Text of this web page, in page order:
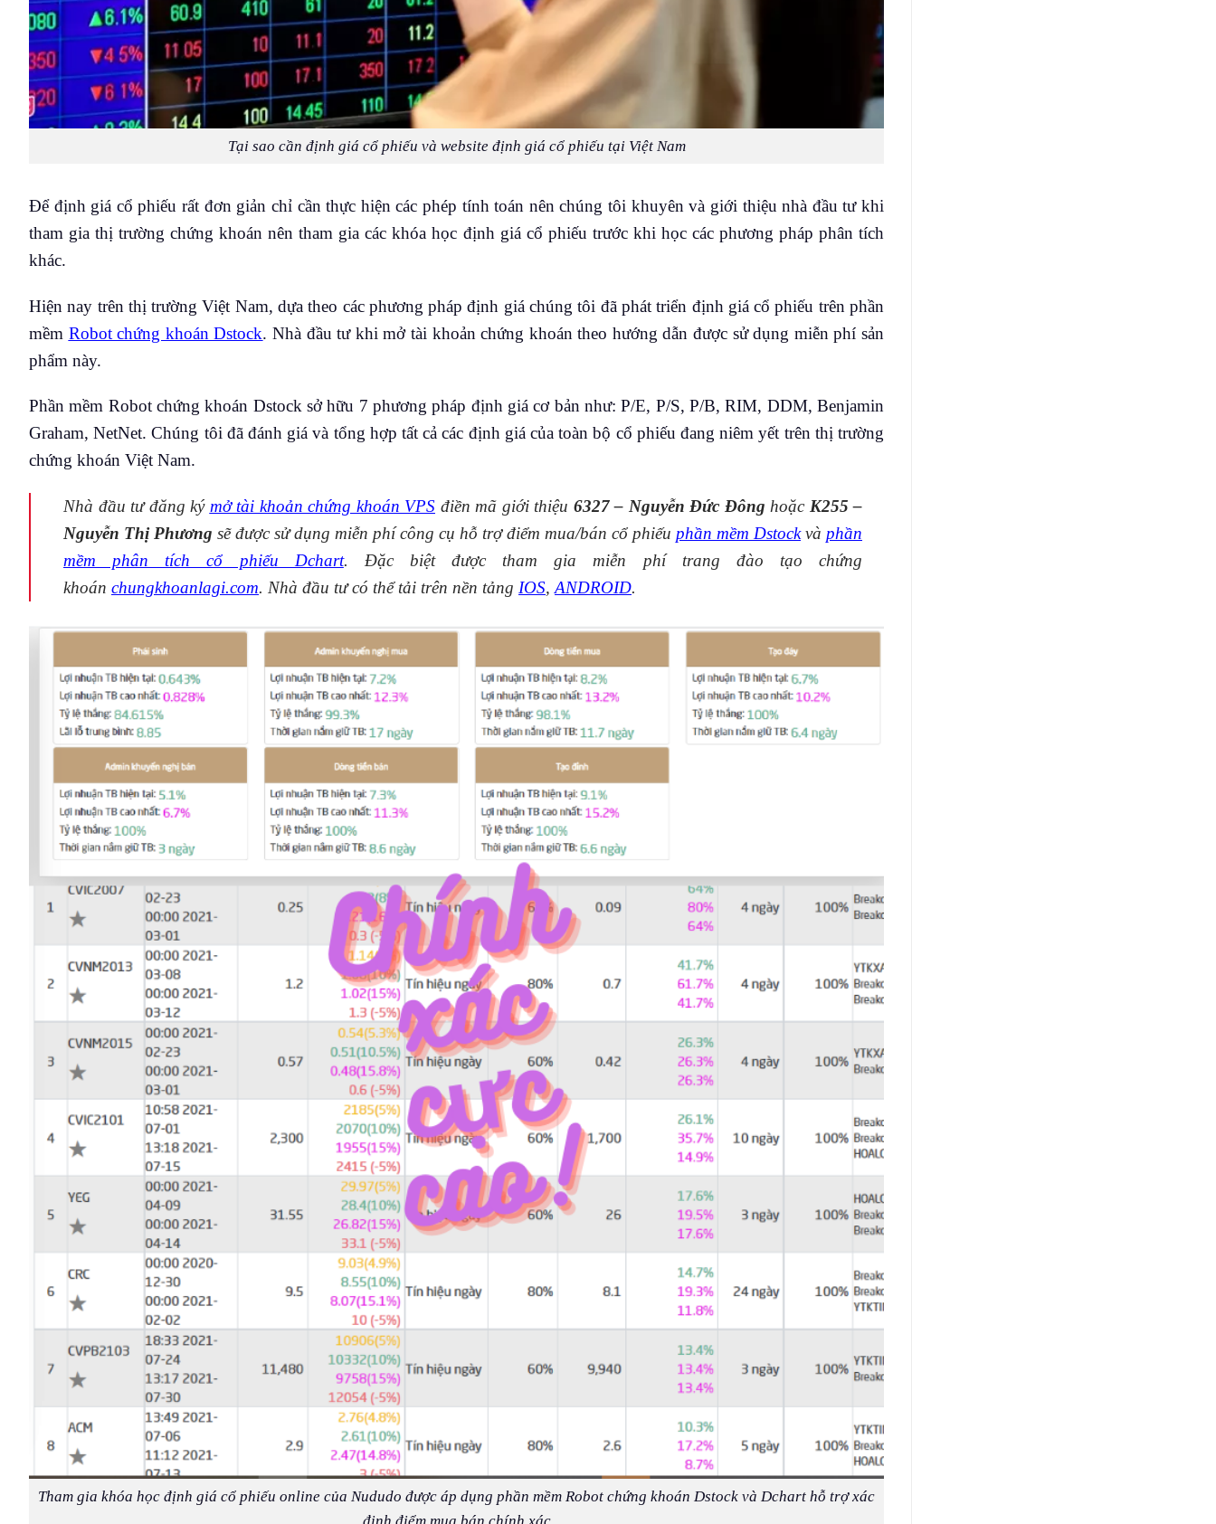
Tại sao cần định giá cổ phiếu và website định giá cổ phiếu tại Việt Nam
Để định giá cổ phiếu rất đơn giản chỉ cần thực hiện các phép tính toán nên chúng tôi khuyên và giới thiệu nhà đầu tư khi
tham gia thị trường chứng khoán nên tham gia các khóa học định giá cổ phiếu trước khi học các phương pháp phân tích
khác.
Hiện nay trên thị trường Việt Nam, dựa theo các phương pháp định giá chúng tôi đã phát triển định giá cổ phiếu trên phần
mềm Robot chứng khoán Dstock. Nhà đầu tư khi mở tài khoản chứng khoán theo hướng dẫn được sử dụng miễn phí sản
phẩm này.
Phần mềm Robot chứng khoán Dstock sở hữu 7 phương pháp định giá cơ bản như: P/E, P/S, P/B, RIM, DDM, Benjamin
Graham, NetNet. Chúng tôi đã đánh giá và tổng hợp tất cả các định giá của toàn bộ cổ phiếu đang niêm yết trên thị trường
chứng khoán Việt Nam.
Nhà đầu tư đăng ký mở tài khoản chứng khoán VPS điền mã giới thiệu 6327 – Nguyễn Đức Đông hoặc K255 –
Nguyễn Thị Phương sẽ được sử dụng miễn phí công cụ hỗ trợ điểm mua/bán cổ phiếu phần mềm Dstockvà phần
mềm phân tích cổ phiếu Dchart. Đặc biệt được tham gia miễn phí trang đào tạo chứng
khoán chungkhoanlagi.com. Nhà đầu tư có thể tải trên nền tảng IOS, ANDROID.
Tham gia khóa học định giá cổ phiếu online của Nududo được áp dụng phần mềm Robot chứng khoán Dstock và Dchart hỗ trợ xác